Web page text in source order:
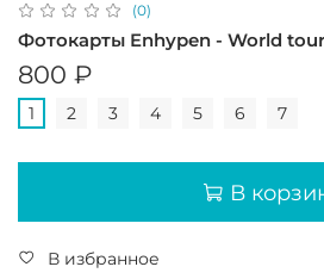
(0)
Фотокарты Enhypen - World
800 ₽
1 2 3 4 5 6 7
В
В избранное